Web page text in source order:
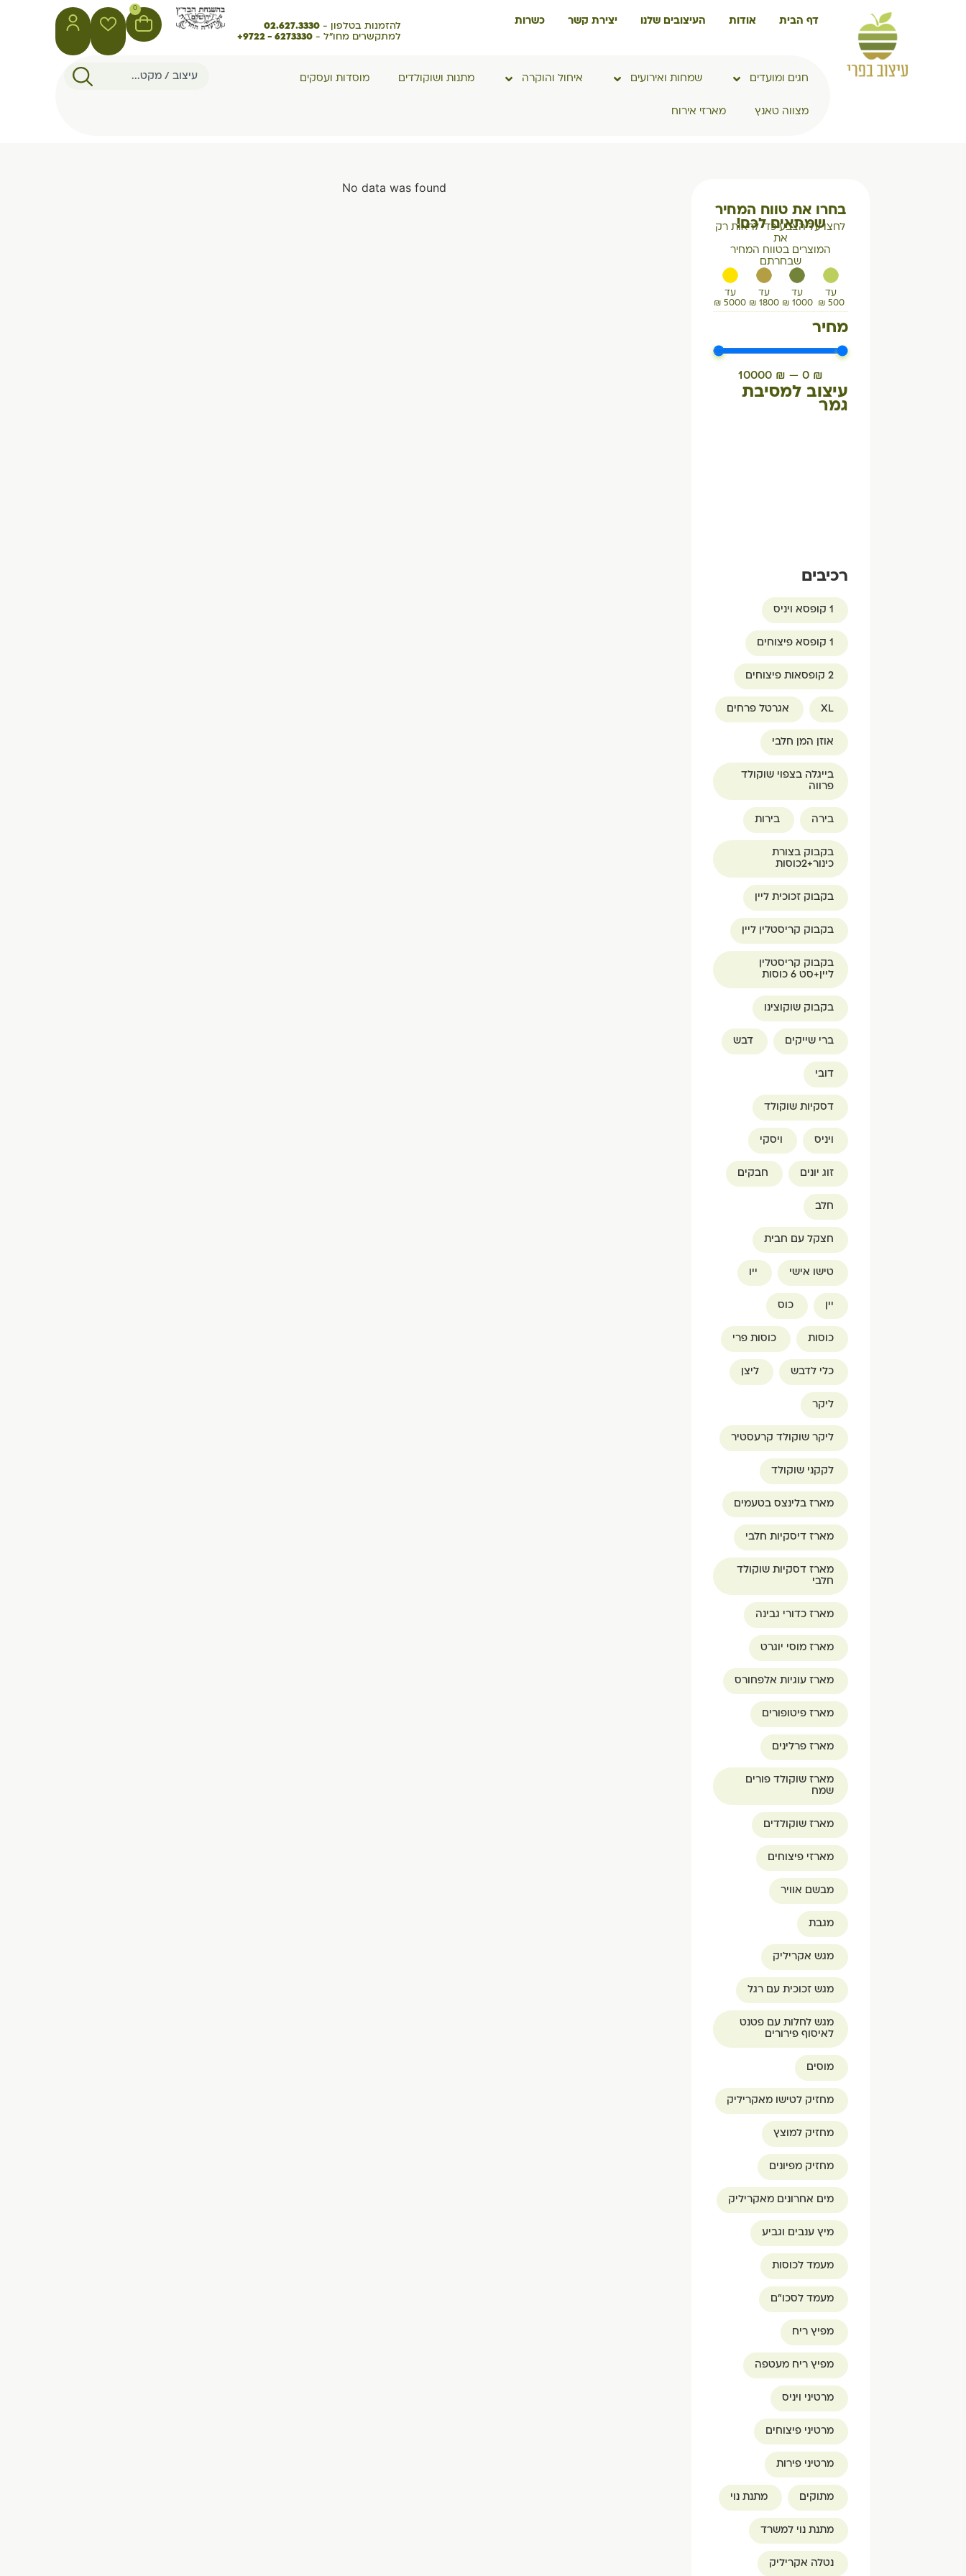
דף הבית אודות העיצובים שלנו יצירת קשר כשרות להזמנות בטלפון - 02.627.3330
למתקשרים מחו"ל - 6273330 - 9722+
0
חגים ומועדים שמחות ואירועים איחול והוקרה מתנות ושוקולדים מוסדות ועסקים
מצווה טאנץ מארזי אירוח
בחרו את טווח המחיר
שמתאים לכם!
לחצו על הצבע כדי לראות רק
את
המוצרים בטווח המחיר
שבחרתם
עד
500 ₪
עד
1000 ₪
עד
1800 ₪
עד
5000 ₪
מחיר
₪
0
—
₪
10000
עיצוב למסיבת
גמר
רכיבים
1 קופסא ויניס
1 קופסא פיצוחים
2 קופסאות פיצוחים
XL אגרטל פרחים
אוזן המן חלבי
בייגלה בצפוי שוקולד
פרווה
בירה בירות
בקבוק בצורת
כינור+2כוסות
בקבוק זכוכית ליין
בקבוק קריסטלין ליין
בקבוק קריסטלין
ליין+סט 6 כוסות
בקבוק שוקוצינו
ברי שייקים דבש
דובי
דסקיות שוקולד
ויניס ויסקי
זוג יונים חבקים
חלב
חצקל עם חבית
טישו אישי ייו
יין כוס
כוסות כוסות פרי
כלי לדבש ליצן
ליקר
ליקר שוקולד קרעסטיר
לקקני שוקולד
מארז בלינצס בטעמים
מארז דיסקיות חלבי
מארז דסקיות שוקולד
חלבי
מארז כדורי גבינה
מארז מוסי יוגרט
מארז עוגיות אלפחורס
מארז פיטופורים
מארז פרלינים
מארז שוקולד פורים
שמח
מארז שוקולדים
מארזי פיצוחים
מבשם אוויר
מגבת
מגש אקריליק
מגש זכוכית עם רגל
מגש לחלות עם פטנט
לאיסוף פירורים
מוסים
מחזיק לטישו מאקריליק
מחזיק למוצץ
מחזיק מפיונים
מים אחרונים מאקריליק
מיץ ענבים וגביע
מעמד לכוסות
מעמד לסכו"ם
מפיץ ריח
מפיץ ריח מעטפה
מרטיני ויניס
מרטיני פיצוחים
מרטיני פירות
מתוקים מתנת נוי
מתנת נוי למשרד
נטלה אקריליק
No data was found